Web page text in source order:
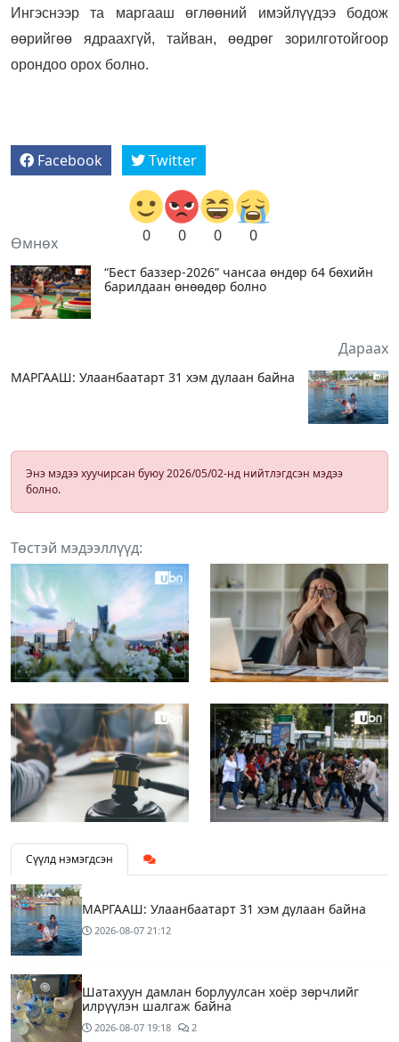
Ингэснээр та маргааш өглөөний имэйлүүдээ бодож
өөрийгөө ядраахгүй, тайван, өөдрөг зорилготойгоор
орондоо орох болно.
Facebook Twitter
0 0 0 0
Өмнөх
“Бест баззер-2026” чансаа өндөр 64 бөхийн
барилдаан өнөөдөр болно
Дараах
МАРГААШ: Улаанбаатарт 31 хэм дулаан байна
Энэ мэдээ хуучирсан буюу 2026/05/02-нд нийтлэгдсэн мэдээ
болно.
Төстэй мэдээллүүд:
Сүүлд нэмэгдсэн
МАРГААШ: Улаанбаатарт 31 хэм дулаан байна
2026-08-07 21:12
Шатахуун дамлан борлуулсан хоёр зөрчлийг
илрүүлэн шалгаж байна
2026-08-07 19:18 2